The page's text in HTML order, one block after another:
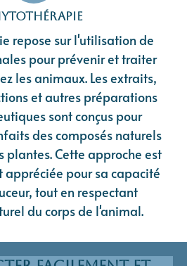
repose sur l'utilisation de
pour prévenir et traiter
les animaux. Les extraits,
et autres préparations
sont conçus pour
des composés naturels
plantes. Cette approche est
pour sa capacité
tout en respectant
du corps de l'animal.